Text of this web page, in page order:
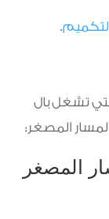
.
تشغل بال
المصغر:
المصغر